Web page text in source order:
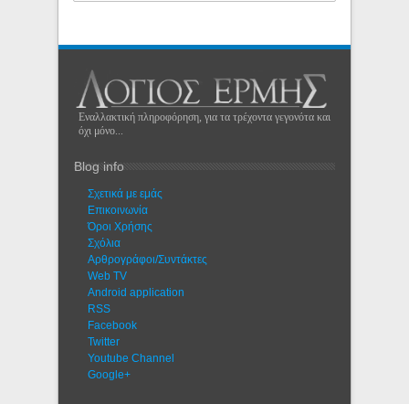
Εναλλακτική πληροφόρηση, για τα τρέχοντα γεγονότα και
όχι μόνο...
Blog info
Σχετικά με εμάς
Eπικοινωνία
Όροι Χρήσης
Σχόλια
Αρθρογράφοι/Συντάκτες
Web TV
Android application
RSS
Facebook
Twitter
Youtube Channel
Google+